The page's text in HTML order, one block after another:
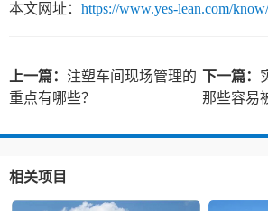
本文网址： https://www.yes-lean.com/
上一篇： 注塑车间现场管理的
重点有哪些？
下一篇：
那些容易
相关项目